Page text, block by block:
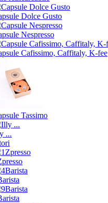
Dolce Gusto
Nespresso
Cafissimo, Caffitaly, K-fee
Tassimo
...